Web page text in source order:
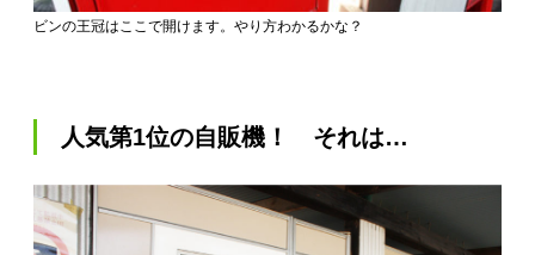
ビンの王冠はここで開けます。やり方わかるかな？
人気第1位の自販機！ それは…